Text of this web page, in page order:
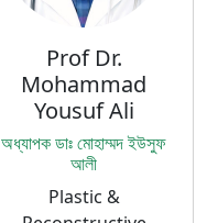
Prof Dr.
Mohammad
Yousuf Ali
অধ্যাপক ডাঃ মোহাম্মদ ইউসুফ
আলী
Plastic &